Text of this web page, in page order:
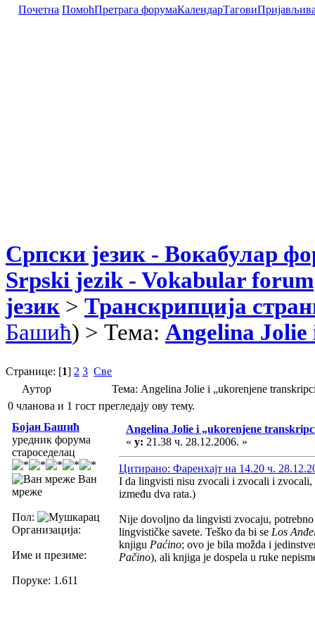
Почетна ПомоћПретрага форумаКалендарТагови
Српски језик - Вокабулар
Srpski jezik - Vokabular forum
језик > Транскрипција
Башић) > Тема: Angelina
Странице: [1] 2 3 Све
Аутор
Тема: Angelina Jolie i „ukorenjene
0 чланова и 1 гост прегледају ову тему.
Бојан Башић
уредник форума
староседелац
Ван
мреже
Пол:
Организација:
Име и презиме:
Поруке: 1.611
Angelina Jolie i „ukorenjene
« у: 21.38 ч. 28.12.2006. »
Цитирано: Фаренхајт на 14.20 ч.
I da lingvisti nisu zvocali i zvocali i
između dva rata.)
Nije dovoljno da lingvisti zvocaju, potrebno
lingvističke savete. Teško da bi se Los
knjigu Paćino; ovo je bila možda i
Pačino), ali knjiga je dospela u ruke